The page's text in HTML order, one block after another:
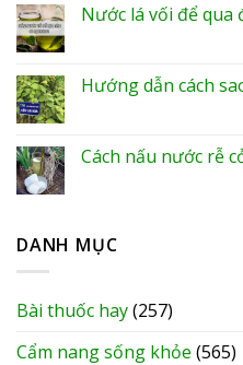
Nước lá vối để qua
Hướng dẫn cách
Cách nấu nước rễ
DANH MỤC
Bài thuốc hay(257)
Cẩm nang sống khỏe (565)